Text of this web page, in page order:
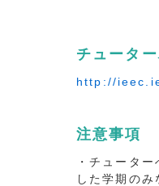
チュータ
http://
注意事項
・チュータ
した学期の